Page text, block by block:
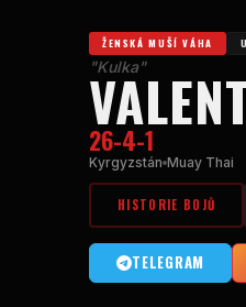
ŽENSKÁ MUŠÍ VÁHA
"Kulka"
26-4-1
Kyrgyzstán Muay Thai
HISTORIE BOJŮ
TELEGRAM